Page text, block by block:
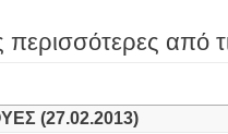
από
(27.02.2013)